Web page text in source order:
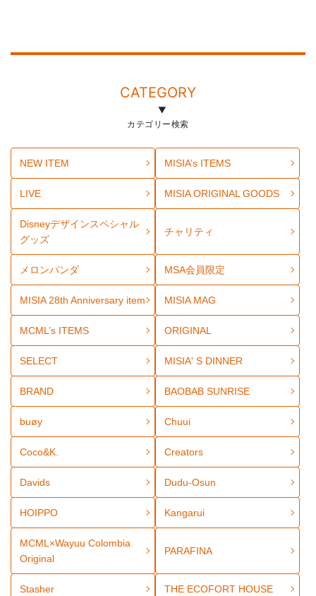
CATEGORY
カテゴリー検索
NEW ITEM MISIA’s ITEMS
LIVE MISIA ORIGINAL GOODS
Disneyデザインスペシャル
グッズ
チャリティ
メロンパンダ MSA会員限定
MISIA 28th Anniversary item MISIA MAG
MCML’s ITEMS ORIGINAL
SELECT MISIA' S DINNER
BRAND BAOBAB SUNRISE
buøy Chuui
Coco&K. Creators
Davids Dudu-Osun
HOIPPO Kangarui
MCML×Wayuu Colombia
Original
PARAFINA
Stasher THE ECOFORT HOUSE